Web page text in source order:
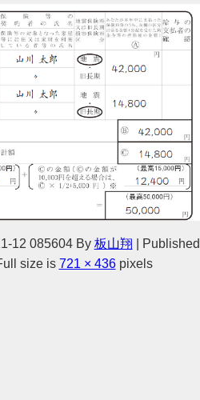
12 085604 By 板山翔
Published
size is 721 × 436pixels